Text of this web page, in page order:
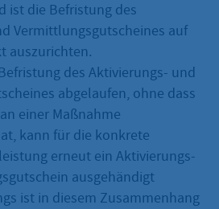
ist die Befristung des
Vermittlungsgutscheines auf
auszurichten.
des Aktivierungs- und
abgelaufen, ohne dass
einer Maßnahme
kann für die konkrete
erneut ein Aktivierungs-
ausgehändigt
ist in diesem Zusammenhang